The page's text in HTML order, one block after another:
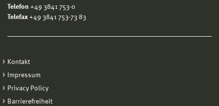
Telefon +49 3841 753-0
Telefax +49 3841 753-73 83
Kontakt
Impressum
Privacy Policy
Barrierefreiheit